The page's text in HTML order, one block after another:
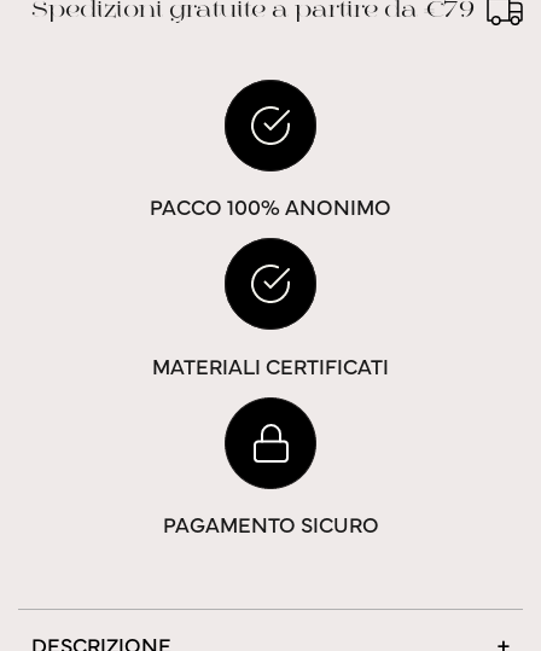
Spedizioni gratuite a partire da €79
PACCO 100% ANONIMO
MATERIALI CERTIFICATI
PAGAMENTO SICURO
DESCRIZIONE